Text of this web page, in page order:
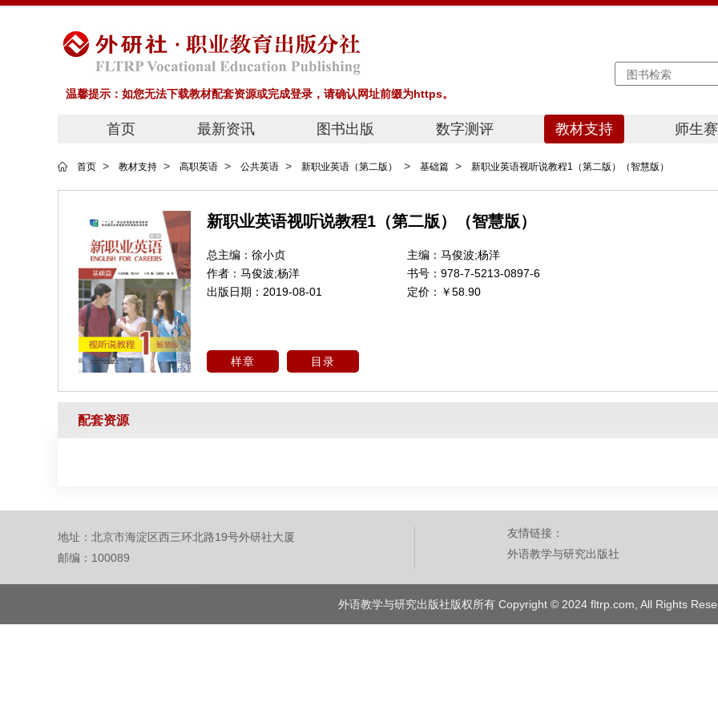
温馨提示：如您无法下载教材配套资源或完成登录，请确认网址前缀为https。
首页 最新资讯 图书出版 数字测评 教材支持
师生
演讲
首页 > 教材支持 > 高职英语 > 公共英语 > 新职业英语（第二版） > 基础篇 > 新职业英语视听说教程1（第二版）（智慧版）
新职业英语视听说教程1（第二版）（智慧版）
总主编： 徐小贞 主编： 马俊波;杨洋
作者： 马俊波;杨洋 书号： 978-7-5213-0897-6
出版日期： 2019-08-01 定价： ￥58.90
样章 目录
配套资源
地址：北京市海淀区西三环北路19号外研社大厦
邮编：100089
友情链接：
外语教学与研究出版社
外语教学与研究出版社版权所有 Copyright © 2024 fltrp.com, All Rights